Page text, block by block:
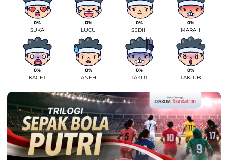
0%
SUKA
0%
LUCU
0%
SEDIH
0%
MARAH
0%
KAGET
0%
ANEH
0%
TAKUT
0%
TAKJUB